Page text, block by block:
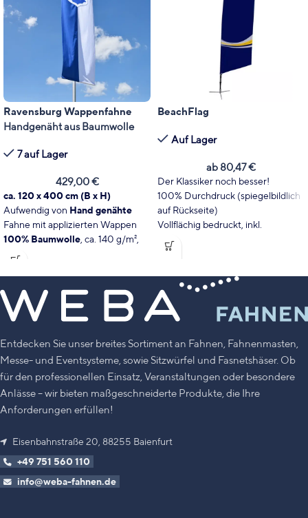
Ravensburg Wappenfahne
Handgenäht aus Baumwolle
7 auf Lager
429,00€
ca. 120 x 400 cm (B x H)
Aufwendig von Hand genähte
Fahne mit applizierten Wappen
100% Baumwolle, ca. 140 g/m²,
waschbar
Oberschwaben
Inkl. Banner-Aufhängung aus Holz
Mit hochwertig, handgefertigter
Aufbewahrungshülle
auf Anfrage: mit
Holzquerstab unten
Zu den klassischen Ravensburger
Fahnen
BeachFlag
Auf Lager
ab 80,47€
Der Klassiker noch besser!
100% Durchdruck (spiegelbildlich
auf Rückseite)
Vollflächig bedruckt, inkl.
Hohlsaum
Einfacher Aufbau mit Stecksystem
Bespannung
Individuell gestaltbar
Befestigungen nicht Inkl.
Entdecken Sie unser breites Sortiment an Fahnen, Fahnenmasten,
Messe- und Eventsysteme, sowie Sitzwürfel und Fasnetshäser. Ob
für den professionellen Einsatz, Veranstaltungen oder besondere
Anlässe – wir bieten maßgeschneiderte Produkte, die Ihre
Anforderungen erfüllen!
Eisenbahnstraße 20, 88255 Baienfurt
+49 751 560 110
info@weba-fahnen.de